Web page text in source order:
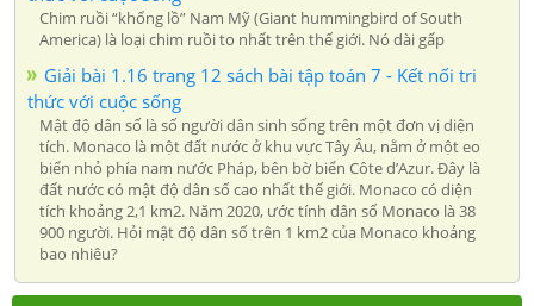
Chim ruồi “khổng lồ” Nam Mỹ (Giant hummingbird of South
America) là loại chim ruồi to nhất trên thế giới. Nó dài gấp
Giải bài 1.16 trang 12 sách bài tập toán 7 - Kết nối tri
thức với cuộc sống
Mật độ dân số là số người dân sinh sống trên một đơn vị diện
tích. Monaco là một đất nước ở khu vực Tây Âu, nằm ở một eo
biển nhỏ phía nam nước Pháp, bên bờ biển Côte d’Azur. Đây là
đất nước có mật độ dân số cao nhất thế giới. Monaco có diện
tích khoảng 2,1 km2. Năm 2020, ước tính dân số Monaco là 38
900 người. Hỏi mật độ dân số trên 1 km2 của Monaco khoảng
bao nhiêu?